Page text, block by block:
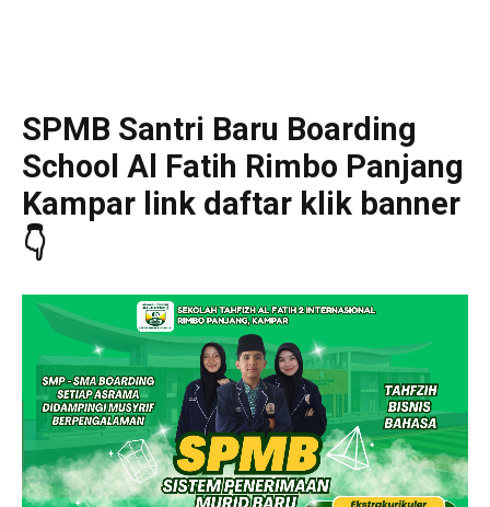
SPMB Santri Baru Boarding
School Al Fatih Rimbo Panjang
Kampar link daftar klik banner
👇